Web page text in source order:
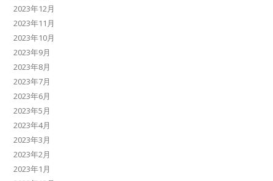
2023年12月
2023年11月
2023年10月
2023年9月
2023年8月
2023年7月
2023年6月
2023年5月
2023年4月
2023年3月
2023年2月
2023年1月